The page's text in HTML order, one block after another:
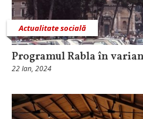
Actualitate socială
Programul Rabla în
22 Ian, 2024